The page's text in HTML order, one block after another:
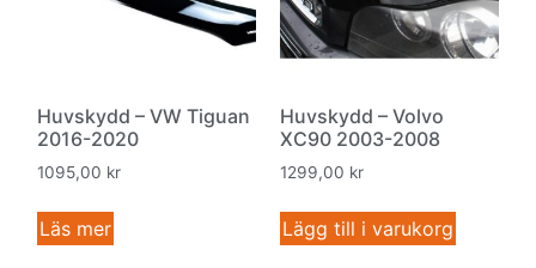
Huvskydd – VW Tiguan
2016-2020
1095,00 kr
Läs mer
Huvskydd – Volvo
XC90 2003-2008
1299,00 kr
Lägg till i varukorg